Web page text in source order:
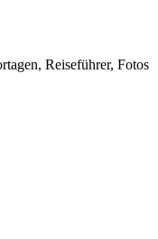
Reiseführer, Fotos